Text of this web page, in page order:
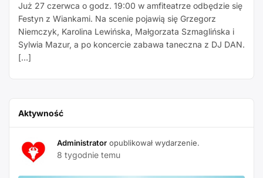
Już 27 czerwca o godz. 19:00 w amfiteatrze odbędzie się
Festyn z Wiankami. Na scenie pojawią się Grzegorz
Niemczyk, Karolina Lewińska, Małgorzata Szmaglińska i
Sylwia Mazur, a po koncercie zabawa taneczna z DJ DAN.
[…]
Aktywność
Administrator opublikował wydarzenie.
8 tygodnie temu